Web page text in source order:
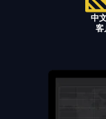
中
客